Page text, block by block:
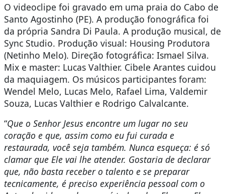
O videoclipe foi gravado em uma praia do Cabo de
Santo Agostinho (PE). A produção fonográfica foi
da própria Sandra Di Paula. A produção musical, de
Sync Studio. Produção visual: Housing Produtora
(Netinho Melo). Direção fotográfica: Ismael Silva.
Mix e master: Lucas Valthier. Cibele Arantes cuidou
da maquiagem. Os músicos participantes foram:
Wendel Melo, Lucas Melo, Rafael Lima, Valdemir
Souza, Lucas Valthier e Rodrigo Calvalcante.
“Que o Senhor Jesus encontre um lugar no seu
coração e que, assim como eu fui curada e
restaurada, você seja também. Nunca esqueça: é só
clamar que Ele vai lhe atender. Gostaria de declarar
que, não basta receber o talento e se preparar
tecnicamente, é preciso experiência pessoal com o